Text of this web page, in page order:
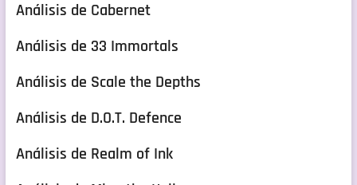
Análisis de Cabernet
Análisis de 33 Immortals
Análisis de Scale the Depths
Análisis de D.O.T. Defence
Análisis de Realm of Ink